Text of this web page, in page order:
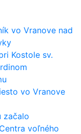
vo Vranove nad
Kostole sv.
vo Vranove
začalo
voľného